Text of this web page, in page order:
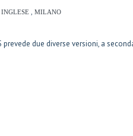
MILANO
prevede due diverse versioni, a